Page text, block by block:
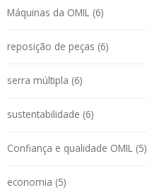
Máquinas da OMIL (6)
reposição de peças (6)
serra múltipla (6)
sustentabilidade (6)
Confiança e qualidade OMIL (5)
economia (5)